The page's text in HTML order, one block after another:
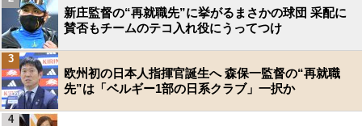
新庄監督の“再就職先”に挙がるまさかの球団 采配に
賛否もチームのテコ入れ役にうってつけ
欧州初の日本人指揮官誕生へ 森保一監督の“再就職
先”は「ベルギー1部の日系クラブ」一択か
3
4